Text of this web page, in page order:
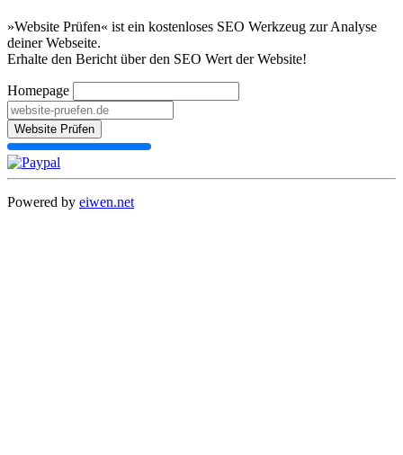
»Website Prüfen« ist ein kostenloses SEO Werkzeug zur Analyse
deiner Webseite.
Erhalte den Bericht über den SEO Wert der Website!
Homepage
Website Prüfen
Powered by eiwen.net